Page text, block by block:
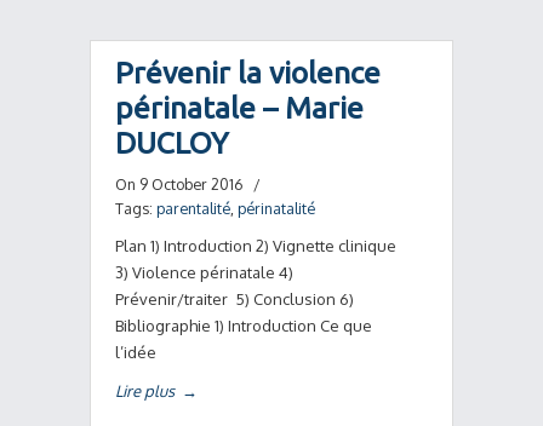
Prévenir la violence
périnatale – Marie
DUCLOY
On 9 October 2016
/
Tags: parentalité périnatalité
Plan 1) Introduction 2) Vignette clinique
3) Violence périnatale 4)
Prévenir/traiter 5) Conclusion 6)
Bibliographie 1) Introduction Ce que
l’idée
Lire plus →